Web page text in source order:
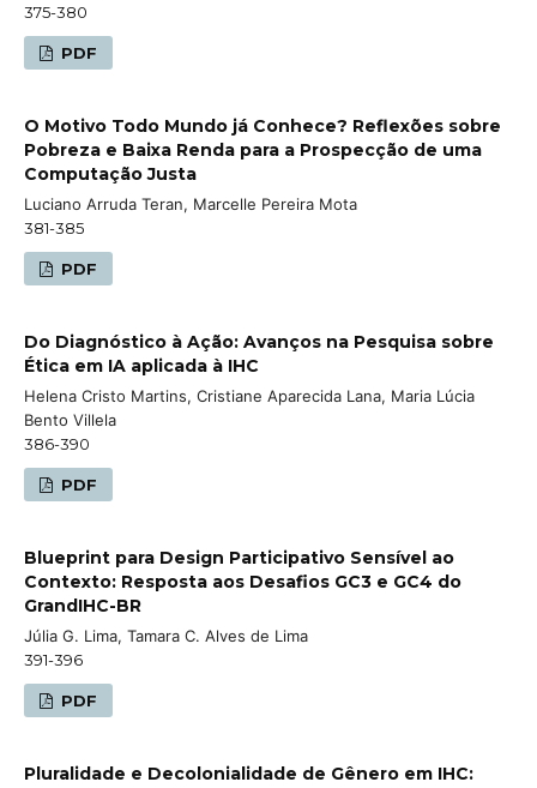
375-380
PDF
O Motivo Todo Mundo já Conhece? Reflexões sobre
Pobreza e Baixa Renda para a Prospecção de uma
Computação Justa
Luciano Arruda Teran, Marcelle Pereira Mota
381-385
PDF
Do Diagnóstico à Ação: Avanços na Pesquisa sobre
Ética em IA aplicada à IHC
Helena Cristo Martins, Cristiane Aparecida Lana, Maria Lúcia
Bento Villela
386-390
PDF
Blueprint para Design Participativo Sensível ao
Contexto: Resposta aos Desafios GC3 e GC4 do
GrandIHC-BR
Júlia G. Lima, Tamara C. Alves de Lima
391-396
PDF
Pluralidade e Decolonialidade de Gênero em IHC: